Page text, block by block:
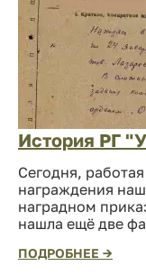
История РГ
Сегодня,
награждения
наградном
нашла ещё две
ПОДРОБНЕЕ →